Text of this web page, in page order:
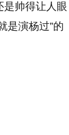
是帅得让人眼
是演杨过”的